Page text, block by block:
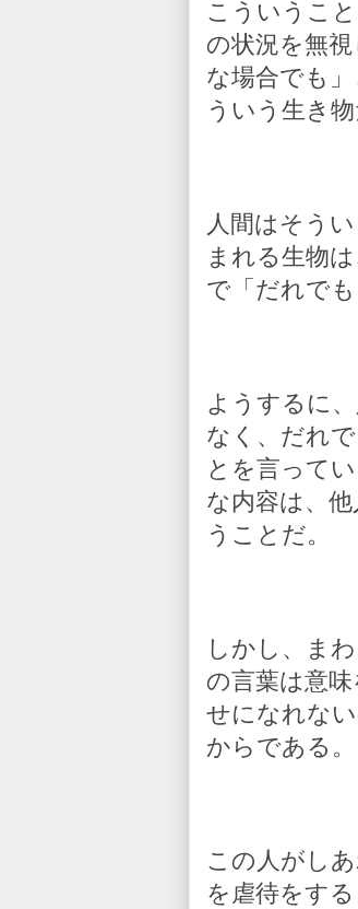
こういうこ
の状況を無
な場合でも
ういう生き
人間はそう
まれる生物
で「だれで
ようするに
なく、だれ
とを言って
な内容は、
うことだ。
しかし、ま
の言葉は意
せになれな
からである。
この人がし
を虐待をす